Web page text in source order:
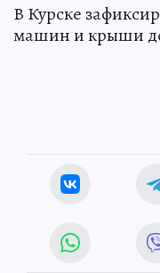
В Курске
машин и крыши